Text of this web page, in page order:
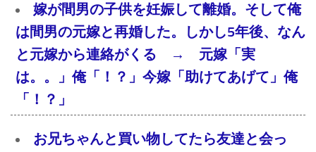
嫁が間男の子供を妊娠して離婚。そして俺
は間男の元嫁と再婚した。しかし5年後、なん
と元嫁から連絡がくる → 元嫁「実
は。。」俺「！？」今嫁「助けてあげて」俺
「！？」
お兄ちゃんと買い物してたら友達と会っ